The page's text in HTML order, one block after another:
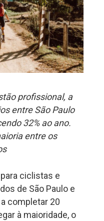
profissional, a
entre São Paulo
32% ao ano.
entre os
ciclistas e
de São Paulo e
completar 20
à maioridade, o